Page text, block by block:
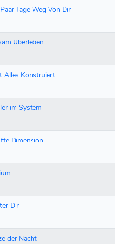
Tage Weg Von Dir
Überleben
Alles Konstruiert
im System
Dimension
Dir
der Nacht